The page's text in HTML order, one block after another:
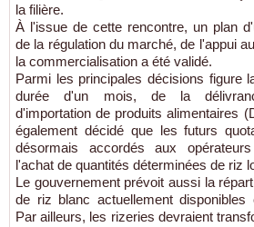
la filière.
À l'issue de cette rencontre, un plan
de la régulation du marché, de l'appui
la commercialisation a été validé.
Parmi les principales décisions figure
durée d'un mois, de la
d'importation de produits alimentaires
également décidé que les futurs
désormais accordés aux
l'achat de quantités déterminées de riz
Le gouvernement prévoit aussi la
de riz blanc actuellement disponibles
Par ailleurs, les rizeries devraient